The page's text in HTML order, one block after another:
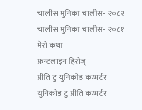
चालीस मुनिका चालीस- २०८२
चालीस मुनिका चालीस- २०८१
मेरो कथा
फ्रन्टलाइन हिरोज्
प्रीति टु युनिकोड कन्भर्टर
युनिकोड टु प्रीति कन्भर्टर